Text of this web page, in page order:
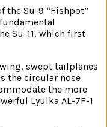
the Su-9 “Fishpot”
Su-11, which first
swept tailplanes
the circular nose
the more
Lyulka AL-7F-1